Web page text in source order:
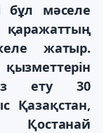
бұл мәселе
жатыр.
ету 30
Қазақстан,
Қостанай